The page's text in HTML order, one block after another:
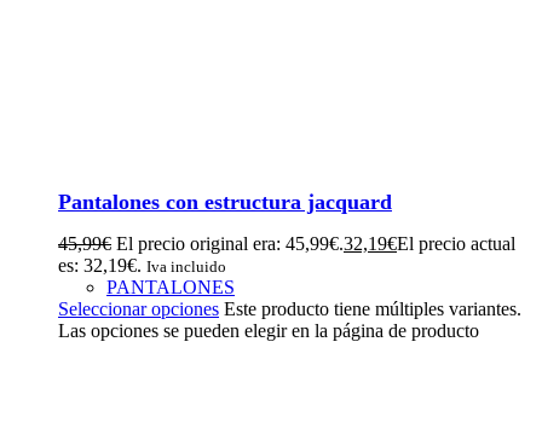
Pantalones con estructura jacquard
45,99€ El precio original era: 45,99€.32,19€El precio actual
es: 32,19€. Iva incluido
PANTALONES
Seleccionar opciones Este producto tiene múltiples variantes.
Las opciones se pueden elegir en la página de producto